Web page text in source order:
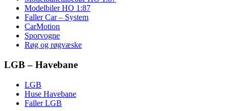
Modelbiler HO 1:87
Faller Car – System
CarMotion
Sporvogne
Røg og røgvæske
LGB – Havebane
LGB
Huse Havebane
Faller LGB